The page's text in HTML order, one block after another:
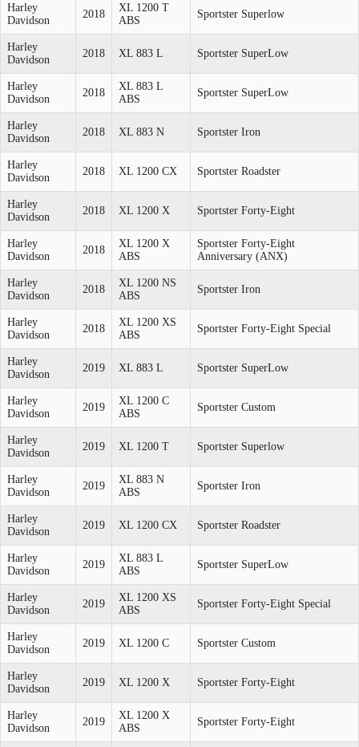
Harley
Davidson
2018
XL 1200 T
ABS
Sportster Superlow
Harley
Davidson
2018 XL 883 L Sportster SuperLow
Harley
Davidson
2018
XL 883 L
ABS
Sportster SuperLow
Harley
Davidson
2018 XL 883 N Sportster Iron
Harley
Davidson
2018 XL 1200 CX Sportster Roadster
Harley
Davidson
2018 XL 1200 X Sportster Forty-Eight
Harley
Davidson
2018
XL 1200 X
ABS
Sportster Forty-Eight
Anniversary (ANX)
Harley
Davidson
2018
XL 1200 NS
ABS
Sportster Iron
Harley
Davidson
2018
XL 1200 XS
ABS
Sportster Forty-Eight Special
Harley
Davidson
2019 XL 883 L Sportster SuperLow
Harley
Davidson
2019
XL 1200 C
ABS
Sportster Custom
Harley
Davidson
2019 XL 1200 T Sportster Superlow
Harley
Davidson
2019
XL 883 N
ABS
Sportster Iron
Harley
Davidson
2019 XL 1200 CX Sportster Roadster
Harley
Davidson
2019
XL 883 L
ABS
Sportster SuperLow
Harley
Davidson
2019
XL 1200 XS
ABS
Sportster Forty-Eight Special
Harley
Davidson
2019 XL 1200 C Sportster Custom
Harley
Davidson
2019 XL 1200 X Sportster Forty-Eight
Harley
Davidson
2019
XL 1200 X
ABS
Sportster Forty-Eight